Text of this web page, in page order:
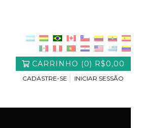
CARRINHO (0) R$0,00
CADASTRE-SE INICIAR SESSÃO